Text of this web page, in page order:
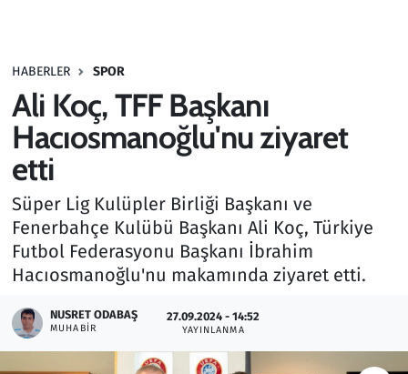
HABERLER SPOR
Ali Koç, TFF Başkanı
Hacıosmanoğlu'nu ziyaret
etti
Süper Lig Kulüpler Birliği Başkanı ve
Fenerbahçe Kulübü Başkanı Ali Koç, Türkiye
Futbol Federasyonu Başkanı İbrahim
Hacıosmanoğlu'nu makamında ziyaret etti.
NUSRET ODABAŞ
MUHABIR
27.09.2024 - 14:52
YAYINLANMA
Haber
Kültür Sanat
Lezzet Durağı
Memur ve Kamu
Otomobil
Oyun